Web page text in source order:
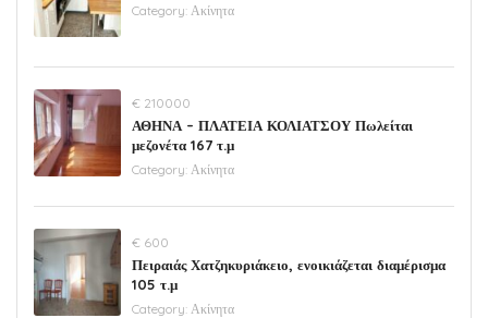
Category: Ακίνητα
€ 210000
ΑΘΗΝΑ – ΠΛΑΤΕΙΑ ΚΟΛΙΑΤΣΟΥ Πωλείται
μεζονέτα 167 τ.μ
Category: Ακίνητα
€ 600
Πειραιάς Χατζηκυριάκειο, ενοικιάζεται διαμέρισμα
105 τ.μ
Category: Ακίνητα